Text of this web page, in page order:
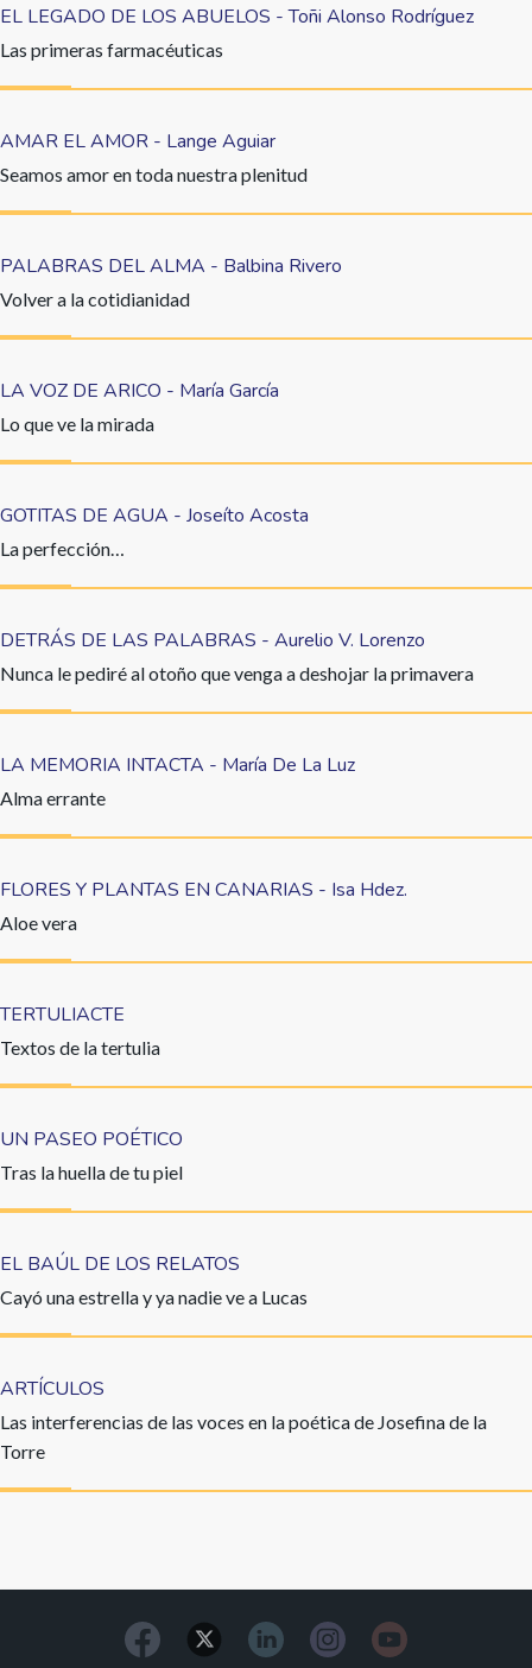
EL LEGADO DE LOS ABUELOS - Toñi Alonso Rodríguez
Las primeras farmacéuticas
AMAR EL AMOR - Lange Aguiar
Seamos amor en toda nuestra plenitud
PALABRAS DEL ALMA - Balbina Rivero
Volver a la cotidianidad
LA VOZ DE ARICO - María García
Lo que ve la mirada
GOTITAS DE AGUA - Joseíto Acosta
La perfección…
DETRÁS DE LAS PALABRAS - Aurelio V. Lorenzo
Nunca le pediré al otoño que venga a deshojar la primavera
LA MEMORIA INTACTA - María De La Luz
Alma errante
FLORES Y PLANTAS EN CANARIAS - Isa Hdez.
Aloe vera
TERTULIACTE
Textos de la tertulia
UN PASEO POÉTICO
Tras la huella de tu piel
EL BAÚL DE LOS RELATOS
Cayó una estrella y ya nadie ve a Lucas
ARTÍCULOS
Las interferencias de las voces en la poética de Josefina de la
Torre